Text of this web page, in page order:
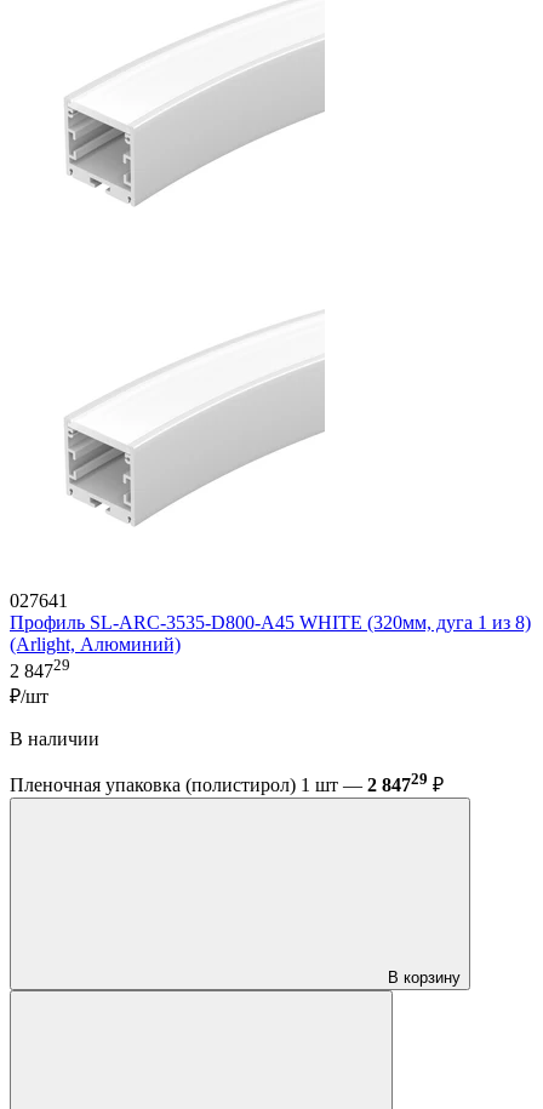
027641
Профиль SL-ARC-3535-D800-A45 WHITE (320мм, дуга 1 из 8)
(Arlight, Алюминий)
2 84729
₽/шт
В наличии
Пленочная упаковка (полистирол) 1 шт — 2 84729 ₽
В корзину